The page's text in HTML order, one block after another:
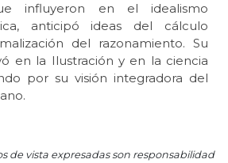
influyeron en el idealismo
anticipó ideas del cálculo
del razonamiento. Su
en la Ilustración y en la ciencia
por su visión integradora del
de vista expresadas son responsabilidad